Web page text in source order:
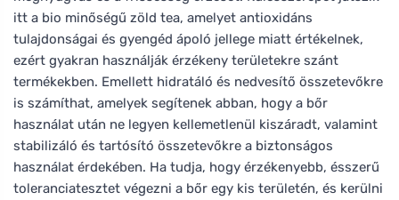
itt a bio minőségű zöld tea, amelyet antioxidáns
tulajdonságai és gyengéd ápoló jellege miatt értékelnek,
ezért gyakran használják érzékeny területekre szánt
termékekben. Emellett hidratáló és nedvesítő összetevőkre
is számíthat, amelyek segítenek abban, hogy a bőr
használat után ne legyen kellemetlenül kiszáradt, valamint
stabilizáló és tartósító összetevőkre a biztonságos
használat érdekében. Ha tudja, hogy érzékenyebb, ésszerű
toleranciatesztet végezni a bőr egy kis területén, és kerülni